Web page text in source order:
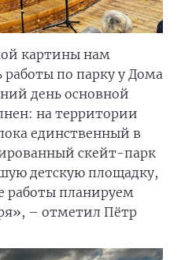
картины нам
по парку у Дома
день основной
на территории
единственный в
скейт-парк
детскую площадку,
работы планируем
– отметил Пётр